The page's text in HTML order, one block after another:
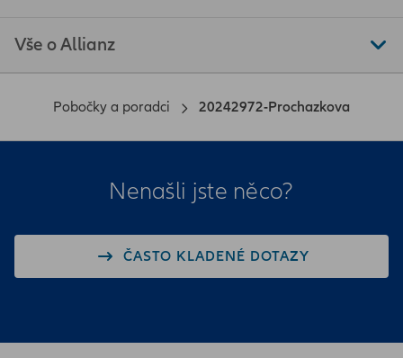
Vše o Allianz
Nenašli jste něco?
ČASTO KLADENÉ DOTAZY
Pobočky a poradci 20242972-Prochazkova